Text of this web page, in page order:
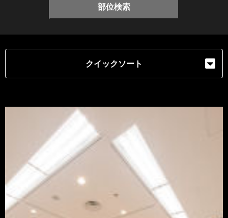
部位検索
クイックソート